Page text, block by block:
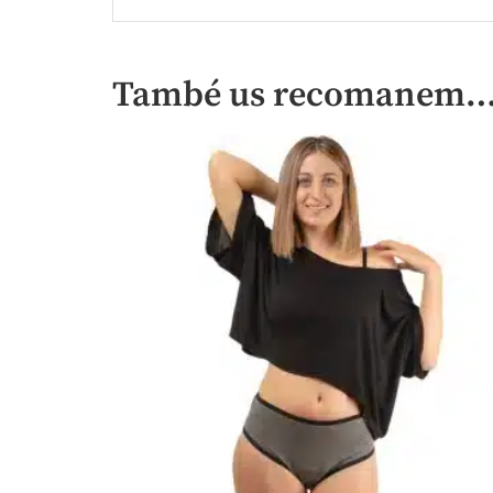
També us